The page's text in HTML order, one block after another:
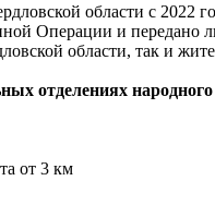
области с 2022
Операции и
области, так и
отделениях
от 3 км